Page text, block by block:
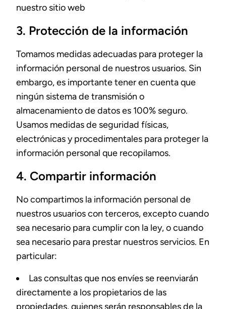
nuestro sitio web
3. Protección de la información
Tomamos medidas adecuadas para proteger la
información personal de nuestros usuarios. Sin
embargo, es importante tener en cuenta que
ningún sistema de transmisión o
almacenamiento de datos es 100% seguro.
Usamos medidas de seguridad físicas,
electrónicas y procedimentales para proteger la
información personal que recopilamos.
4. Compartir información
No compartimos la información personal de
nuestros usuarios con terceros, excepto cuando
sea necesario para cumplir con la ley, o cuando
sea necesario para prestar nuestros servicios. En
particular:
Las consultas que nos envíes se reenviarán
directamente a los propietarios de las
propiedades, quienes serán responsables de la